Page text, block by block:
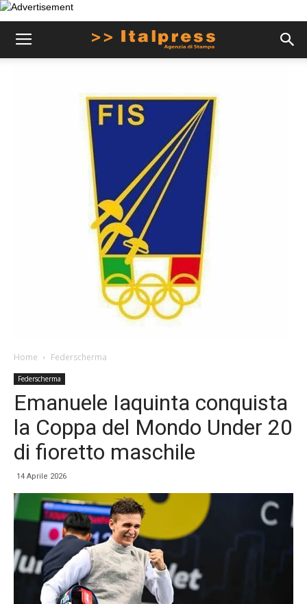
Home Federscherma
Federscherma
Emanuele Iaquinta conquista
la Coppa del Mondo Under 20
di fioretto maschile
14 Aprile 2026